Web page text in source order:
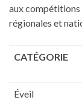
aux compétitions
régionales et
CATÉGORIE
Éveil